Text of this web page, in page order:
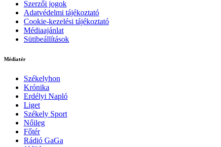
Szerzői jogok
Adatvédelmi tájékoztató
Cookie-kezelési tájékoztató
Médiaajánlat
Sütibeállítások
Médiatér
Székelyhon
Krónika
Erdélyi Napló
Liget
Székely Sport
Nőileg
Főtér
Rádió GaGa